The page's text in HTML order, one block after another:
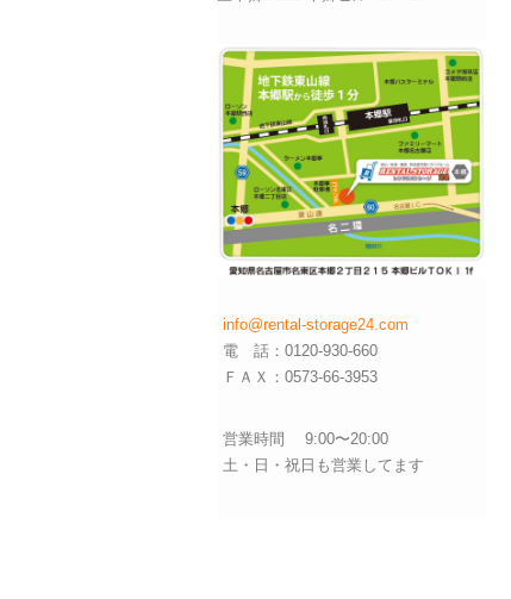
info@rental-storage24.com
電 話：0120-930-660
ＦＡＸ：0573-66-3953
営業時間 9:00〜20:00
土・日・祝日も営業してます